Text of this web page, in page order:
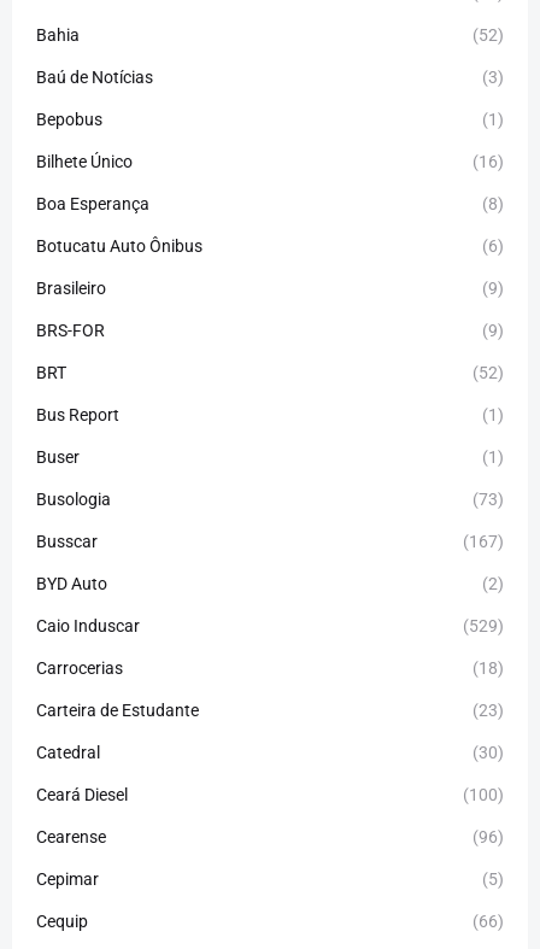
Bahia (52)
Baú de Notícias (3)
Bepobus (1)
Bilhete Único (16)
Boa Esperança (8)
Botucatu Auto Ônibus (6)
Brasileiro (9)
BRS-FOR (9)
BRT (52)
Bus Report (1)
Buser (1)
Busologia (73)
Busscar (167)
BYD Auto (2)
Caio Induscar (529)
Carrocerias (18)
Carteira de Estudante (23)
Catedral (30)
Ceará Diesel (100)
Cearense (96)
Cepimar (5)
Cequip (66)